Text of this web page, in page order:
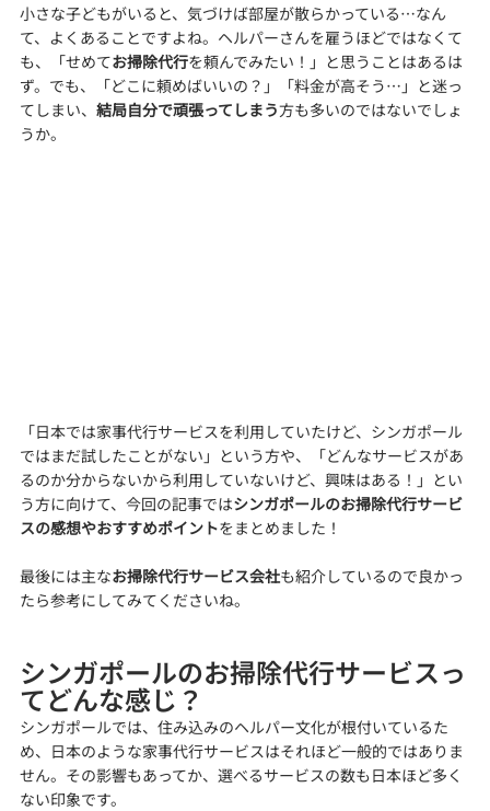
小さな子どもがいると、気づけば部屋が散らかっている…なん
て、よくあることですよね。ヘルパーさんを雇うほどではなくて
も、「せめてお掃除代行を頼んでみたい！」と思うことはあるは
ず。でも、「どこに頼めばいいの？」「料金が高そう…」と迷っ
てしまい、 結局自分で頑張ってしまう方も多いのではないでしょ
うか。
「日本では家事代行サービスを利用していたけど、シンガポール
ではまだ試したことがない」という方や、「どんなサービスがあ
るのか分からないから利用していないけど、興味はある！」とい
う方に向けて、今回の記事ではシンガポールのお掃除代行サービ
スの感想やおすすめポイントをまとめました！
最後には主なお掃除代行サービス会社も紹介しているので良かっ
たら参考にしてみてくださいね。
シンガポールのお掃除代行サービスっ
てどんな感じ？
シンガポールでは、住み込みのヘルパー文化が根付いているた
め、日本のような家事代行サービスはそれほど一般的ではありま
せん。その影響もあってか、選べるサービスの数も日本ほど多く
ない印象です。